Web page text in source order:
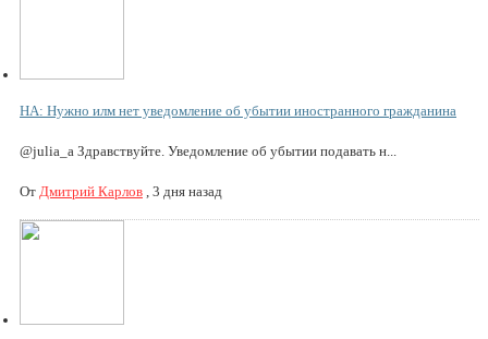
НА: Нужно илм нет уведомление об убытии иностранного гражданина
@julia_a Здравствуйте. Уведомление об убытии подавать н...
От Дмитрий Карлов 3 дня назад